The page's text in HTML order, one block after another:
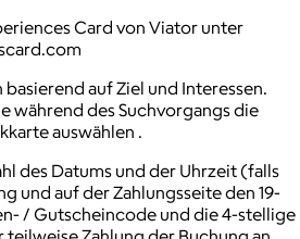
Card von Viator unter
auf Ziel und Interessen.
während des Suchvorgangs die
auswählen .
des Datums und der Uhrzeit (falls
und auf der Zahlungsseite den 19-
/ Gutscheincode und die 4-stellige